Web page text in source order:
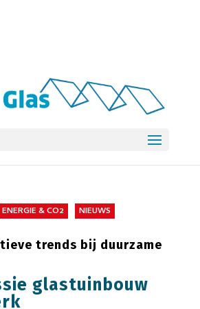
ENERGIE & CO2 NIEUWS
trends bij duurzame
glastuinbouw